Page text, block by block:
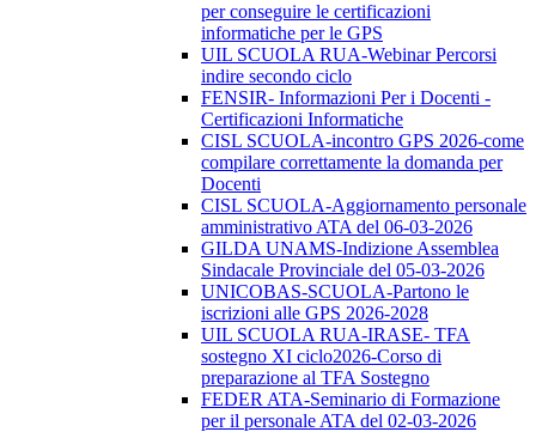
per conseguire le certificazioni
informatiche per le GPS
UIL SCUOLA RUA-Webinar Percorsi
indire secondo ciclo
FENSIR- Informazioni Per i Docenti -
Certificazioni Informatiche
CISL SCUOLA-incontro GPS 2026-come
compilare correttamente la domanda per
Docenti
CISL SCUOLA-Aggiornamento personale
amministrativo ATA del 06-03-2026
GILDA UNAMS-Indizione Assemblea
Sindacale Provinciale del 05-03-2026
UNICOBAS-SCUOLA-Partono le
iscrizioni alle GPS 2026-2028
UIL SCUOLA RUA-IRASE- TFA
sostegno XI ciclo2026-Corso di
preparazione al TFA Sostegno
FEDER ATA-Seminario di Formazione
per il personale ATA del 02-03-2026